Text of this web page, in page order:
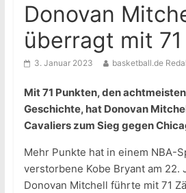
Donovan
überragt mit
3. Januar 2023 basketball.de
Mit 71 Punkten, den
Geschichte, hat Donovan
Cavaliers zum Sieg gegen
Mehr Punkte hat in einem NBA-
verstorbene Kobe Bryant am 22.
Donovan Mitchell führte mit 71